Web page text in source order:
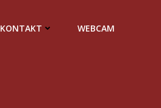
KONTAKT WEBCAM